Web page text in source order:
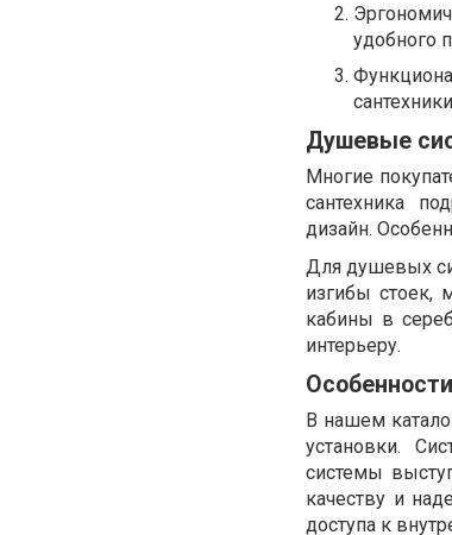
удобного
Душевые
Многие
сантехника
дизайн.
Для душевых
изгибы стоек,
кабины в
интерьеру.
В нашем
установки.
системы
качеству и
доступа к